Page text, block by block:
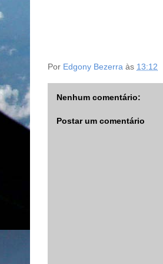
Por Edgony Bezerra às 13:12
Nenhum comentário:
Postar um comentário